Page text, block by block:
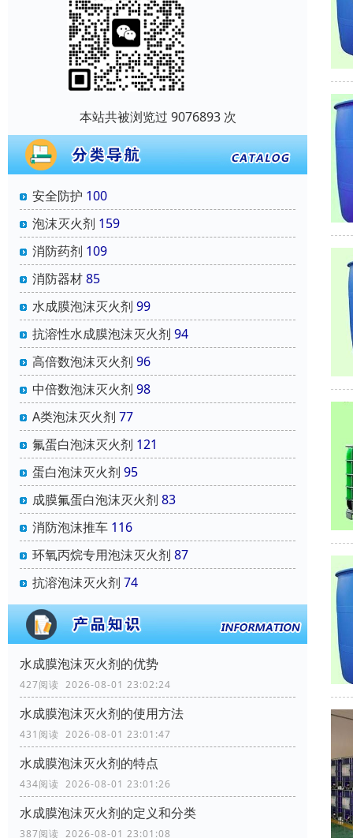
本站共被浏览过 9076893 次
安全防护 100
泡沫灭火剂 159
消防药剂 109
消防器材85
水成膜泡沫灭火剂 99
抗溶性水成膜泡沫灭火剂 94
高倍数泡沫灭火剂 96
中倍数泡沫灭火剂 98
A类泡沫灭火剂 77
氟蛋白泡沫灭火剂 121
蛋白泡沫灭火剂 95
成膜氟蛋白泡沫灭火剂 83
消防泡沫推车 116
环氧丙烷专用泡沫灭火剂 87
抗溶泡沫灭火剂 74
水成膜泡沫灭火剂的优势
427阅读 2026-08-01 23:02:24
水成膜泡沫灭火剂的使用方法
431阅读 2026-08-01 23:01:47
水成膜泡沫灭火剂的特点
434阅读 2026-08-01 23:01:26
水成膜泡沫灭火剂的定义和分类
387阅读 2026-08-01 23:01:08